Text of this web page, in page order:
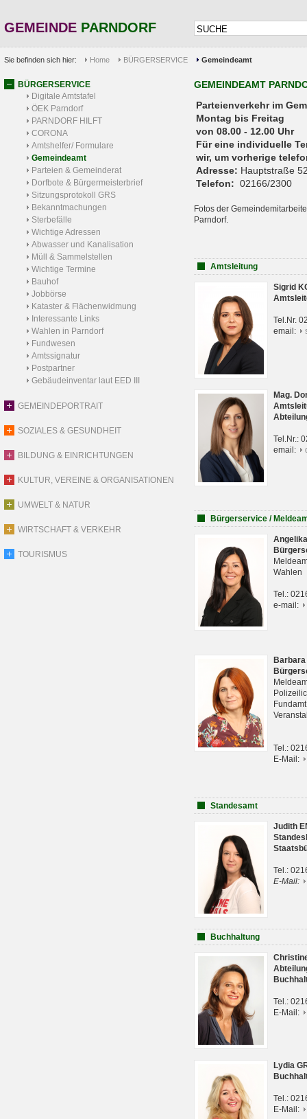
GEMEINDE PARNDORF
Sie befinden sich hier: Home BÜRGERSERVICE Gemeindeamt
BÜRGERSERVICE
Digitale Amtstafel
ÖEK Parndorf
PARNDORF HILFT
CORONA
Amtshelfer/ Formulare
Gemeindeamt
Parteien & Gemeinderat
Dorfbote & Bürgermeisterbrief
Sitzungsprotokoll GRS
Bekanntmachungen
Sterbefälle
Wichtige Adressen
Abwasser und Kanalisation
Müll & Sammelstellen
Wichtige Termine
Bauhof
Jobbörse
Kataster & Flächenwidmung
Interessante Links
Wahlen in Parndorf
Fundwesen
Amtssignatur
Postpartner
Gebäudeinventar laut EED III
GEMEINDEPORTRAIT
SOZIALES & GESUNDHEIT
BILDUNG & EINRICHTUNGEN
KULTUR, VEREINE & ORGANISATIONEN
UMWELT & NATUR
WIRTSCHAFT & VERKEHR
TOURISMUS
GEMEINDEAMT
Parteienverkehr
Montag bis Freitag
von 08.00 - 12.00 Uhr
Für eine individuelle
wir, um vorherige
Adresse: Hauptstraße
Telefon: 02166/2300
Fotos der
Parndorf.
Amtsleitung
Sigrid
Tel.Nr.
email:
Mag.
Tel.Nr.:
email:
Bürgerservice /
Wahlen
Tel.:
e-mail:
Tel.:
E-Mail:
Standesamt
Judith
Tel.:
E-Mail:
Buchhaltung
Tel.:
E-Mail:
Lydia
Tel.:
E-Mail: